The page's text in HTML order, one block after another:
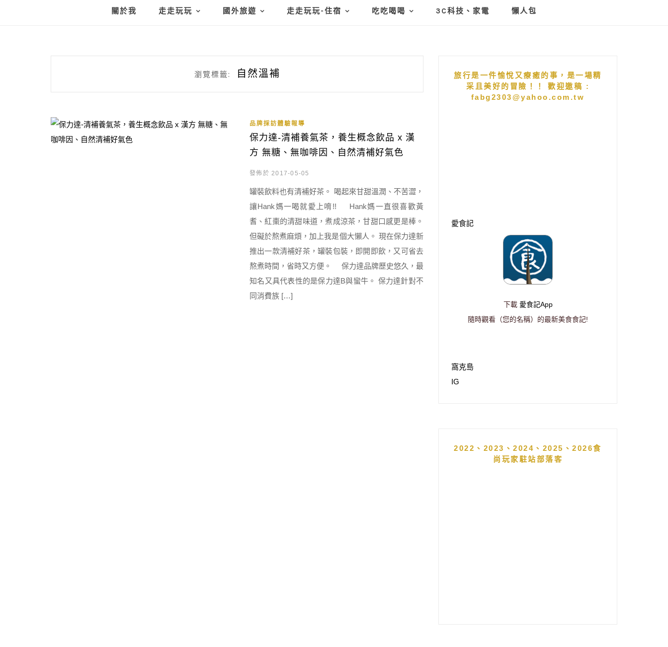
關於我 走走玩玩 國外旅遊 走走玩玩-住宿 吃吃喝喝 3C科技、家電 懶人包
瀏覽標籤: 自然溫補
品牌採訪體驗報導
保力達-清補養氣茶，養生概念飲品 x 漢
方 無糖、無咖啡因、自然清補好氣色
發佈於 2017-05-05
罐裝飲料也有清補好茶。 喝起來甘甜溫潤、不苦澀，
讓Hank媽一喝就愛上唷!! Hank媽一直很喜歡黃
耆、紅棗的清甜味道，煮成涼茶，甘甜口感更是棒。
但礙於熬煮麻煩，加上我是個大懶人。 現在保力達新
推出一款清補好茶，罐裝包裝，即開即飲，又可省去
熬煮時間，省時又方便。 保力達品牌歷史悠久，最
知名又具代表性的是保力達B與蠻牛。 保力達針對不
同消費族 […]
旅行是一件愉悅又療癒的事，是一場精
采且美好的冒險！！ 歡迎邀稿 :
fabg2303@yahoo.com.tw
愛食記
下載 愛食記App
隨時觀看（您的名稱）的最新美食食記!
窩克島
IG
2022、2023、2024、2025、2026食
尚玩家駐站部落客